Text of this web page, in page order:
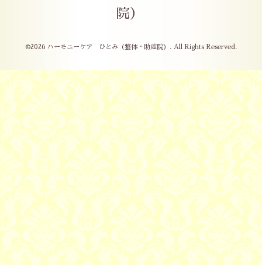
院）
©2026 ハーモニーケア ひとみ（整体・助産院） . All Rights Reserved.